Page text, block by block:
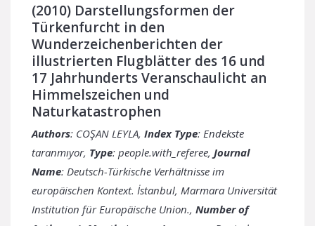
(2010) Darstellungsformen der
Türkenfurcht in den
Wunderzeichenberichten der
illustrierten Flugblätter des 16 und
17 Jahrhunderts Veranschaulicht an
Himmelszeichen und
Naturkatastrophen
Authors: COŞAN LEYLA, Index Type: Endekste
taranmıyor, Type: people.with_referee, Journal
Name: Deutsch-Türkische Verhältnisse im
europäischen Kontext. İstanbul, Marmara Universität
Institution für Europäische Union., Number of